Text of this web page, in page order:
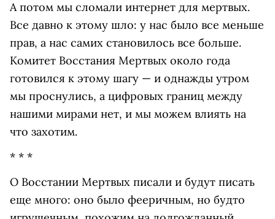
А потом мы сломали интернет для мертвых.
Все давно к этому шло: у нас было все меньше
прав, а нас самих становилось все больше.
Комитет Восстания Мертвых около года
готовился к этому шагу — и однажды утром
мы проснулись, а цифровых границ между
нашими мирами нет, и мы можем влиять на
что захотим.
* * *
О Восстании Мертвых писали и будут писать
еще много: оно было фееричным, но будто